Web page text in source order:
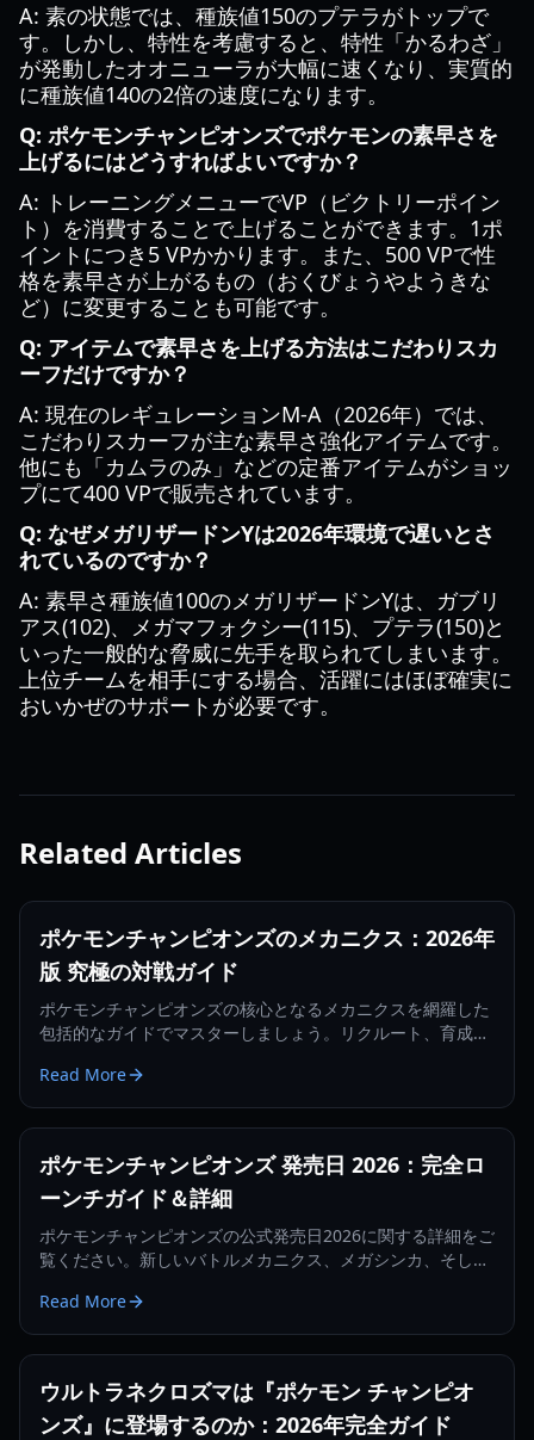
A: 素の状態では、種族値150のプテラがトップで
す。しかし、特性を考慮すると、特性「かるわざ」
が発動したオオニューラが大幅に速くなり、実質的
に種族値140の2倍の速度になります。
Q: ポケモンチャンピオンズでポケモンの素早さを
上げるにはどうすればよいですか？
A: トレーニングメニューでVP（ビクトリーポイン
ト）を消費することで上げることができます。1ポ
イントにつき5 VPかかります。また、500 VPで性
格を素早さが上がるもの（おくびょうやようきな
ど）に変更することも可能です。
Q: アイテムで素早さを上げる方法はこだわりスカ
ーフだけですか？
A: 現在のレギュレーションM-A（2026年）では、
こだわりスカーフが主な素早さ強化アイテムです。
他にも「カムラのみ」などの定番アイテムがショッ
プにて400 VPで販売されています。
Q: なぜメガリザードンYは2026年環境で遅いとさ
れているのですか？
A: 素早さ種族値100のメガリザードンYは、ガブリ
アス(102)、メガマフォクシー(115)、プテラ(150)と
いった一般的な脅威に先手を取られてしまいます。
上位チームを相手にする場合、活躍にはほぼ確実に
おいかぜのサポートが必要です。
Related Articles
ポケモンチャンピオンズのメカニクス：2026年
版 究極の対戦ガイド
ポケモンチャンピオンズの核心となるメカニクスを網羅した
包括的なガイドでマスターしましょう。リクルート、育成コ
ます。
Read More
ポケモンチャンピオンズ 発売日 2026：完全ロ
ーンチガイド＆詳細
ポケモンチャンピオンズの公式発売日2026に関する詳細をご
覧ください。新しいバトルメカニクス、メガシンカ、そして
Read More
ウルトラネクロズマは『ポケモン チャンピオ
ンズ』に登場するのか：2026年完全ガイド